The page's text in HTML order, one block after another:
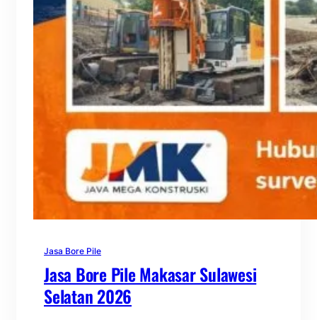
Jasa Bore Pile
Jasa Bore Pile Makasar Sulawesi
Selatan 2026